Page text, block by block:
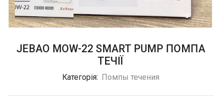
JEBAO MOW-22 SMART PUMP ПОМПА
ТЕЧІЇ
Категорія: Помпы течения